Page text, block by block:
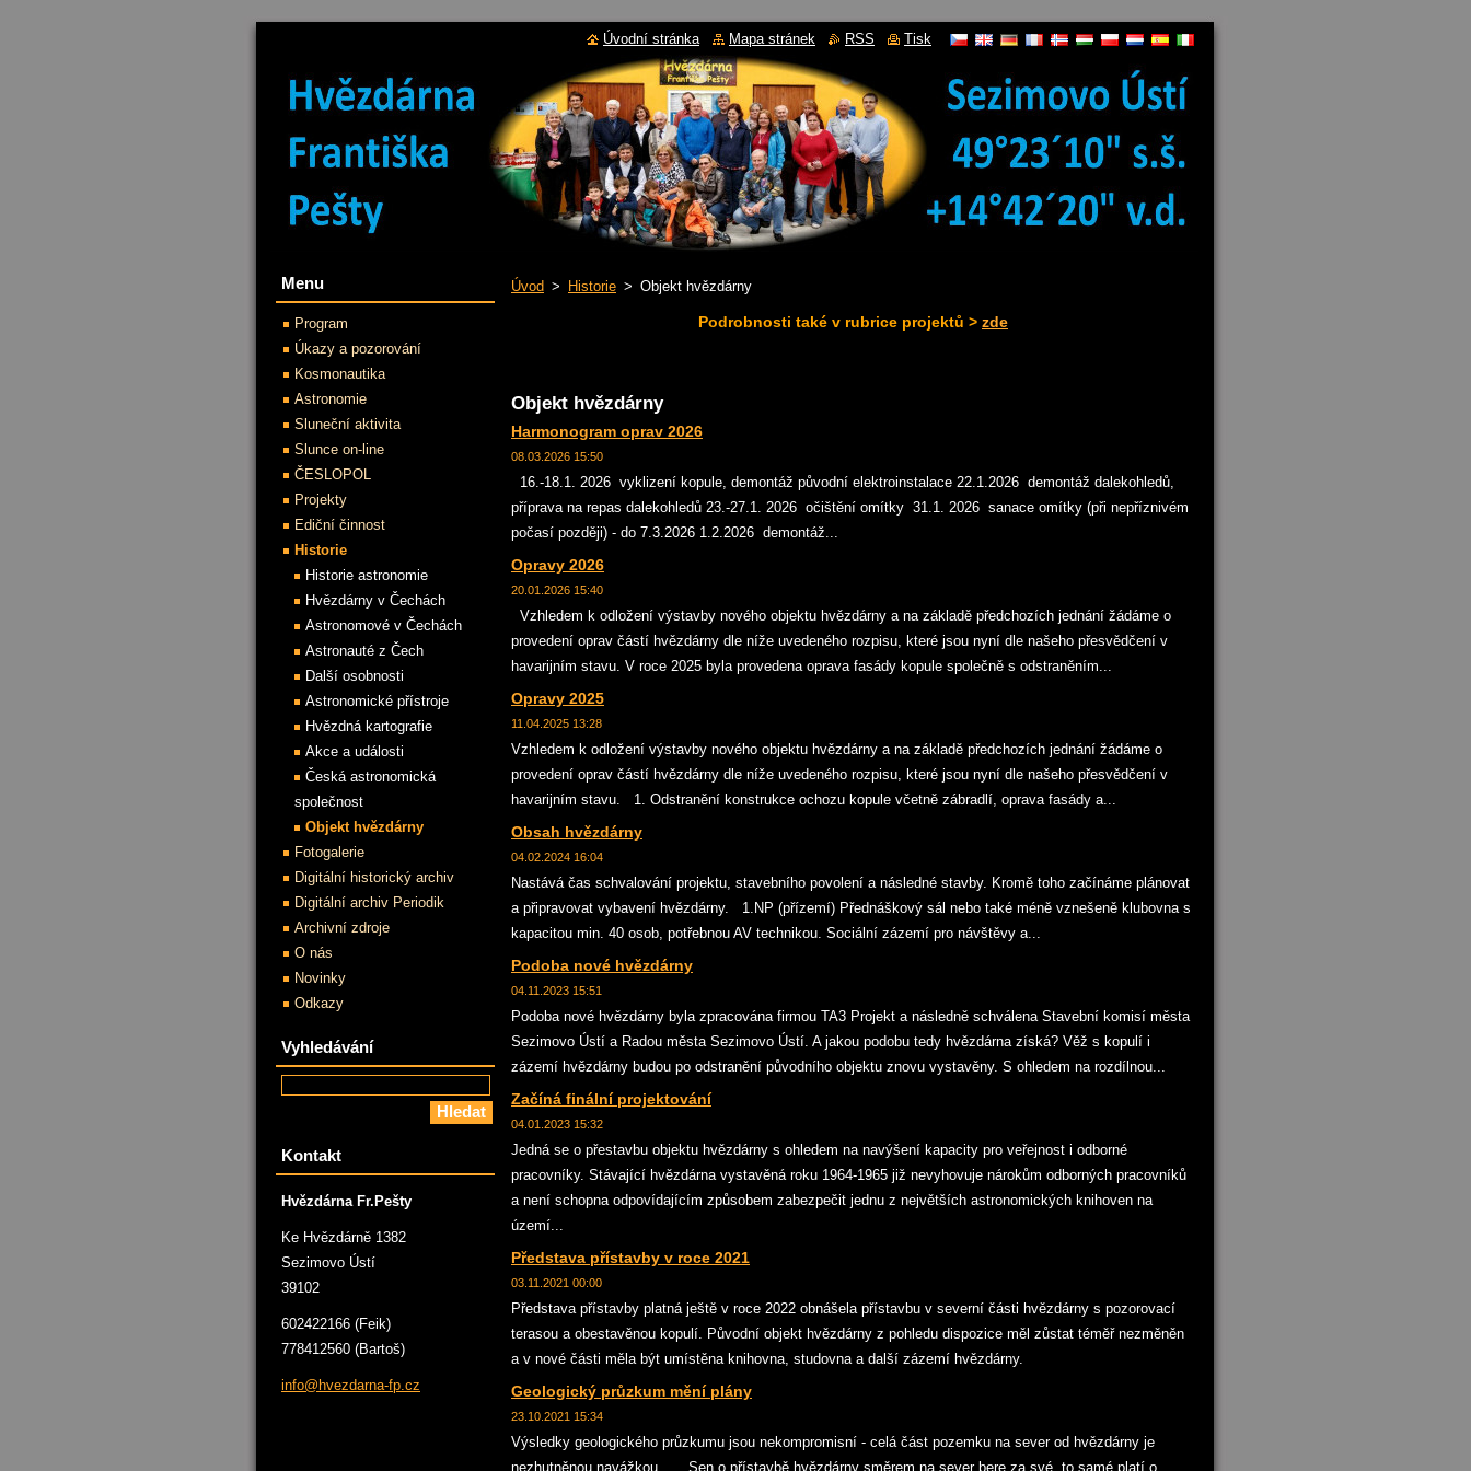
Úvod > Historie > Objekt hvězdárny
Podrobnosti také v rubrice projektů > zde
Objekt hvězdárny
Harmonogram oprav 2026
08.03.2026 15:50
16.-18.1. 2026 vyklizení kopule, demontáž původní elektroinstalace 22.1.2026 demontáž dalekohledů,
příprava na repas dalekohledů 23.-27.1. 2026 očištění omítky 31.1. 2026 sanace omítky (při nepříznivém
počasí později) - do 7.3.2026 1.2.2026 demontáž...
Opravy 2026
20.01.2026 15:40
Vzhledem k odložení výstavby nového objektu hvězdárny a na základě předchozích jednání žádáme o
provedení oprav částí hvězdárny dle níže uvedeného rozpisu, které jsou nyní dle našeho přesvědčení v
havarijním stavu. V roce 2025 byla provedena oprava fasády kopule společně s odstraněním...
Opravy 2025
11.04.2025 13:28
Vzhledem k odložení výstavby nového objektu hvězdárny a na základě předchozích jednání žádáme o
provedení oprav částí hvězdárny dle níže uvedeného rozpisu, které jsou nyní dle našeho přesvědčení v
havarijním stavu. 1. Odstranění konstrukce ochozu kopule včetně zábradlí, oprava fasády a...
Obsah hvězdárny
04.02.2024 16:04
Nastává čas schvalování projektu, stavebního povolení a následné stavby. Kromě toho začínáme plánovat
a připravovat vybavení hvězdárny. 1.NP (přízemí) Přednáškový sál nebo také méně vznešeně klubovna s
kapacitou min. 40 osob, potřebnou AV technikou. Sociální zázemí pro návštěvy a...
Podoba nové hvězdárny
04.11.2023 15:51
Podoba nové hvězdárny byla zpracována firmou TA3 Projekt a následně schválena Stavební komisí města
Sezimovo Ústí a Radou města Sezimovo Ústí. A jakou podobu tedy hvězdárna získá? Věž s kopulí i
zázemí hvězdárny budou po odstranění původního objektu znovu vystavěny. S ohledem na rozdílnou...
Začíná finální projektování
04.01.2023 15:32
Jedná se o přestavbu objektu hvězdárny s ohledem na navýšení kapacity pro veřejnost i odborné
pracovníky. Stávající hvězdárna vystavěná roku 1964-1965 již nevyhovuje nárokům odborných pracovníků
a není schopna odpovídajícím způsobem zabezpečit jednu z největších astronomických knihoven na
území...
Představa přístavby v roce 2021
03.11.2021 00:00
Představa přístavby platná ještě v roce 2022 obnášela přístavbu v severní části hvězdárny s pozorovací
terasou a obestavěnou kopulí. Původní objekt hvězdárny z pohledu dispozice měl zůstat téměř nezměněn
a v nové části měla být umístěna knihovna, studovna a další zázemí hvězdárny.
Geologický průzkum mění plány
23.10.2021 15:34
Výsledky geologického průzkumu jsou nekompromisní - celá část pozemku na sever od hvězdárny je
nezhutněnou navážkou. Sen o přístavbě hvězdárny směrem na sever bere za své, to samé platí o
Menu
Program
Úkazy a pozorování
Kosmonautika
Astronomie
Sluneční aktivita
Slunce on-line
ČESLOPOL
Projekty
Ediční činnost
Historie
Historie astronomie
Hvězdárny v Čechách
Astronomové v Čechách
Astronauté z Čech
Další osobnosti
Astronomické přístroje
Hvězdná kartografie
Akce a události
Česká astronomická
společnost
Objekt hvězdárny
Fotogalerie
Digitální historický archiv
Digitální archiv Periodik
Archivní zdroje
O nás
Novinky
Odkazy
Vyhledávání
Kontakt
Hvězdárna Fr.Pešty
Ke Hvězdárně 1382
Sezimovo Ústí
39102
602422166 (Feik)
778412560 (Bartoš)
info@hvezdarna-fp.cz
Úvodní stránka Mapa stránek RSS Tisk